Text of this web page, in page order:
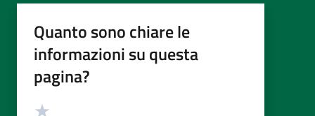
Quanto sono chiare le
informazioni su questa
pagina?
Valutazione